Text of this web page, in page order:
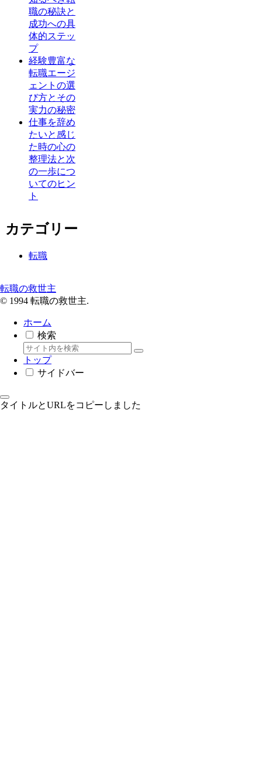
職の秘訣と
成功への具
体的ステッ
プ
経験豊富な
転職エージ
ェントの選
び方とその
実力の秘密
仕事を辞め
たいと感じ
た時の心の
整理法と次
の一歩につ
いてのヒン
ト
カテゴリー
転職
転職の救世主
© 1994 転職の救世主.
ホーム
検索
トップ
サイドバー
タイトルとURLをコピーしました